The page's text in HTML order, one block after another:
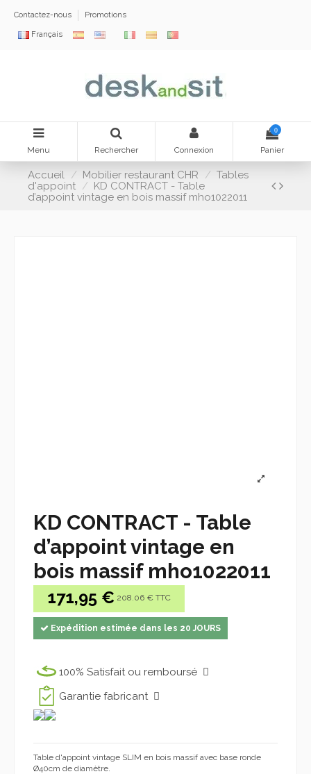
Contactez-nous Promotions
Français
Menu Rechercher Connexion
0
Panier
Accueil Mobilier restaurant CHR
Tables
d'appoint
KD CONTRACT - Table
d’appoint vintage en bois massif mho1022011
KD CONTRACT - Table
d’appoint vintage en
bois massif mho1022011
171,95 € 208.06 € TTC
Expédition estimée dans les 20 JOURS
100% Satisfait ou remboursé
Garantie fabricant
Table d'appoint vintage SLIM en bois massif avec base ronde
Ø40cm de diamètre.